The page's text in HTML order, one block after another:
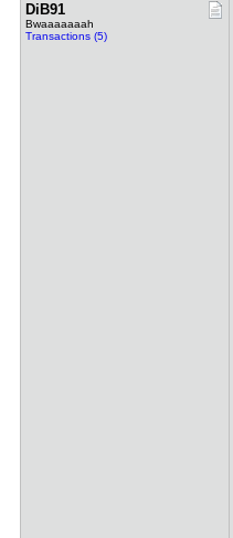
DiB91
Bwaaaaaaah
Transactions (5)